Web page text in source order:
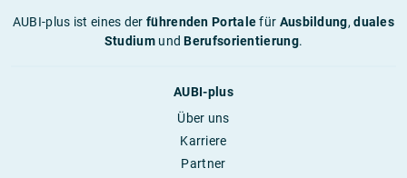
AUBI-plus ist eines derführenden Portalefür Ausbildung,duales
StudiumundBerufsorientierung.
AUBI-plus
Über uns
Karriere
Partner